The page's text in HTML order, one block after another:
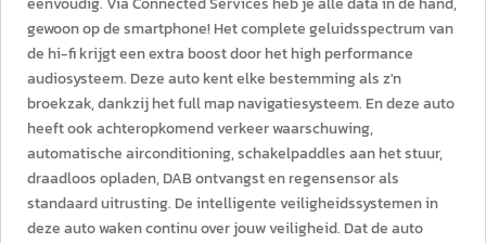
gewoon op de smartphone! Het complete geluidsspectrum van
de hi-fi krijgt een extra boost door het high performance
audiosysteem. Deze auto kent elke bestemming als z'n
broekzak, dankzij het full map navigatiesysteem. En deze auto
heeft ook achteropkomend verkeer waarschuwing,
automatische airconditioning, schakelpaddles aan het stuur,
draadloos opladen, DAB ontvangst en regensensor als
standaard uitrusting. De intelligente veiligheidssystemen in
deze auto waken continu over jouw veiligheid. Dat de auto